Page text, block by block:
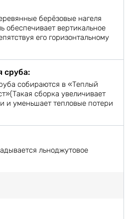
берёзовые нагеля
обеспечивает вертикальное
его горизонтальному
сруба:
собираются в «Теплый
сборка увеличивает
и уменьшает тепловые потери
льноджутовое